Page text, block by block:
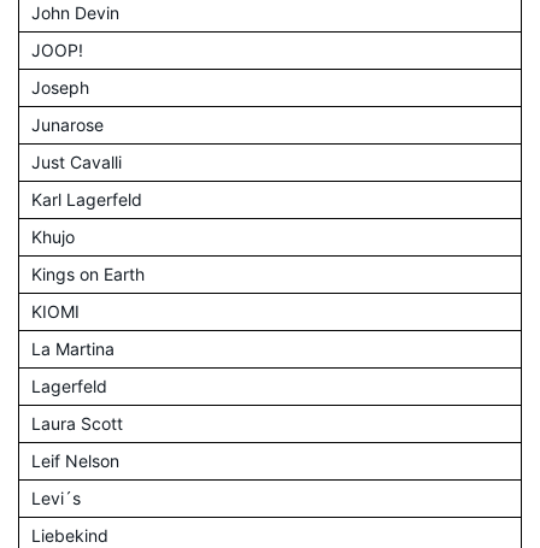
John Devin
JOOP!
Joseph
Junarose
Just Cavalli
Karl Lagerfeld
Khujo
Kings on Earth
KIOMI
La Martina
Lagerfeld
Laura Scott
Leif Nelson
Levi´s
Liebekind